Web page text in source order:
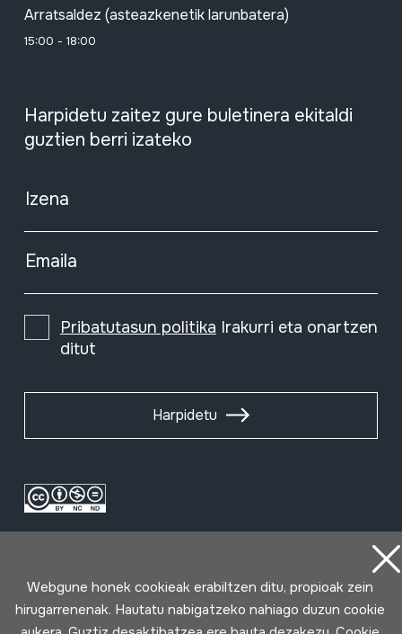
Arratsaldez (asteazkenetik larunbatera)
15:00 - 18:00
Harpidetu zaitez gure buletinera ekitaldi
guztien berri izateko
Izena
Emaila
Pribatutasun politika Irakurri eta onartzen
ditut
Harpidetu
Webgune honek cookieak erabiltzen ditu, propioak zein
hirugarrenenak. Hautatu nabigatzeko nahiago duzun cookie